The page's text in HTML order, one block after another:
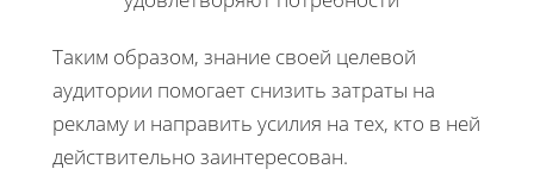
Таким образом, знание своей целевой
аудитории помогает снизить затраты на
рекламу и направить усилия на тех, кто в ней
действительно заинтересован.